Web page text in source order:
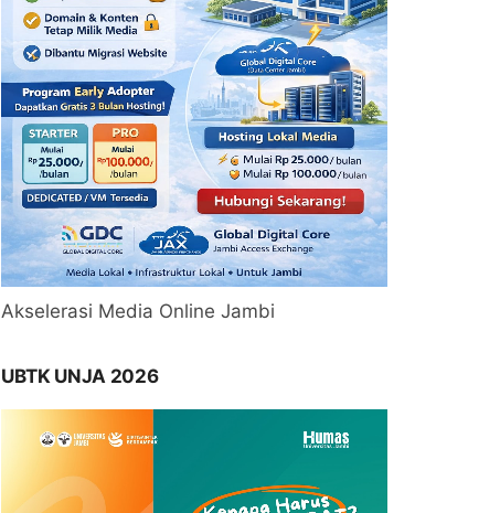
Akselerasi Media Online Jambi
UBTK UNJA 2026